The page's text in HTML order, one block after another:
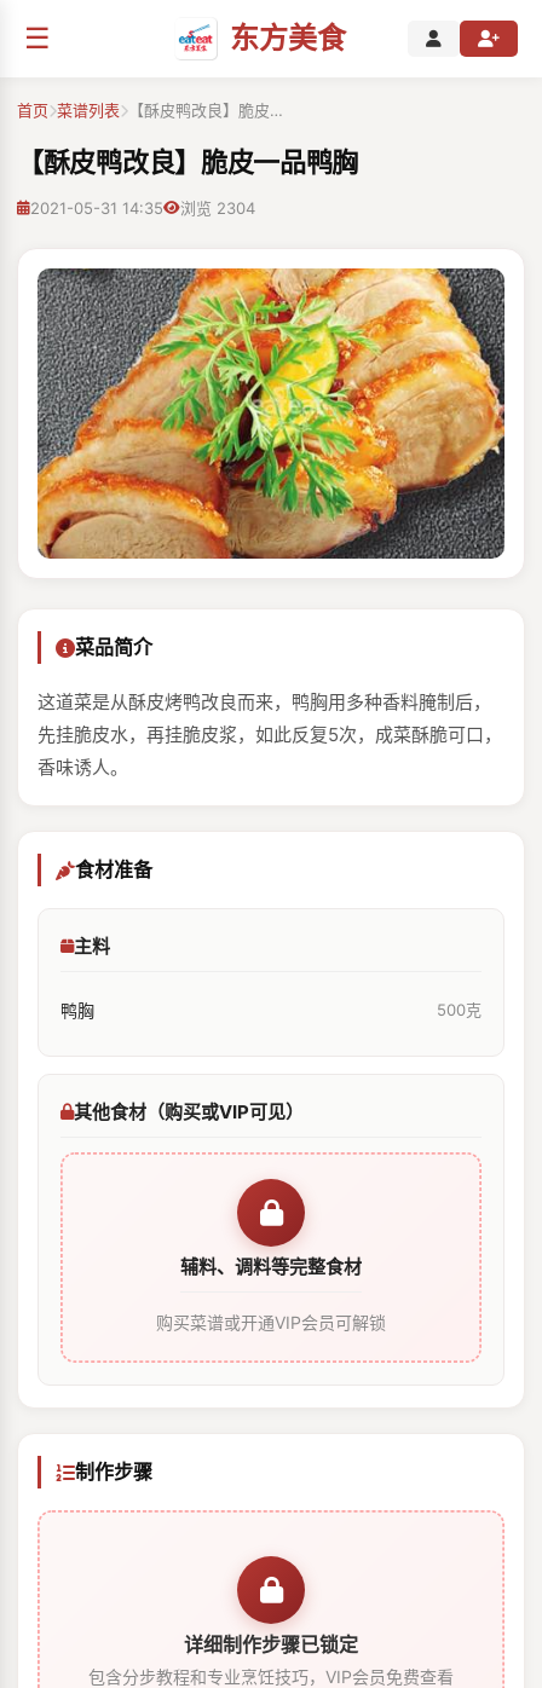
☰ 东方美食
首页 菜谱列表 【酥皮鸭改良】脆皮…
【酥皮鸭改良】脆皮一品鸭胸
2021-05-31 14:35 浏览 2304
菜品简介
这道菜是从酥皮烤鸭改良而来，鸭胸用多种香料腌制后，
先挂脆皮水，再挂脆皮浆，如此反复5次，成菜酥脆可口，
香味诱人。
食材准备
主料
鸭胸 500克
其他食材（购买或VIP可见）
辅料、调料等完整食材
购买菜谱或开通VIP会员可解锁
制作步骤
详细制作步骤已锁定
包含分步教程和专业烹饪技巧，VIP会员免费查看